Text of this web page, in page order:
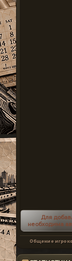
Для
необходима
Общение